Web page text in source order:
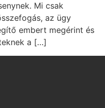
Mi csak
az ügy
embert megérint és
a […]